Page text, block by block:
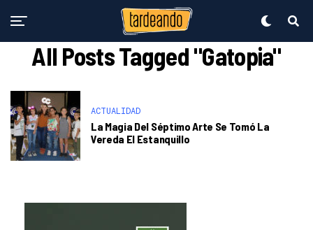
All Posts Tagged "Gatopia"
ACTUALIDAD
La Magia Del Séptimo Arte Se Tomó La
Vereda El Estanquillo